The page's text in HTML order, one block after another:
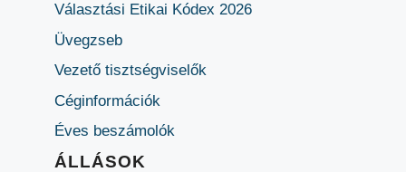
Választási Etikai Kódex 2026
Üvegzseb
Vezető tisztségviselők
Céginformációk
Éves beszámolók
ÁLLÁSOK